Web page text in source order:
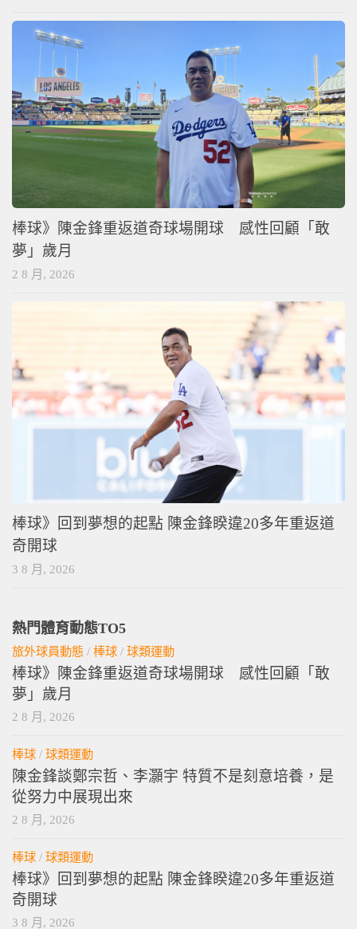
棒球》陳金鋒重返道奇球場開球 感性回顧「敢
夢」歲月
2 8 月, 2026
棒球》回到夢想的起點 陳金鋒睽違20多年重返道
奇開球
3 8 月, 2026
熱門體育動態TO5
旅外球員動態 / 棒球 / 球類運動
棒球》陳金鋒重返道奇球場開球 感性回顧「敢
夢」歲月
2 8 月, 2026
棒球 / 球類運動
陳金鋒談鄭宗哲、李灝宇 特質不是刻意培養，是
從努力中展現出來
2 8 月, 2026
棒球 / 球類運動
棒球》回到夢想的起點 陳金鋒睽違20多年重返道
奇開球
3 8 月, 2026